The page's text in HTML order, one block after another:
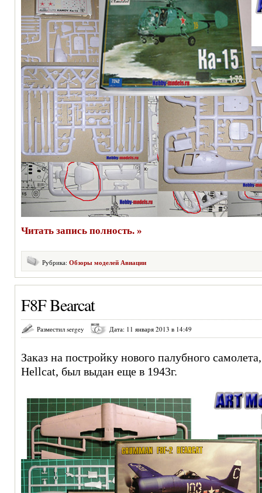
Читать запись полность. »
Рубрика: Обзоры моделей Авиации
F8F Bearcat
Разместил sergey Дата: 11 января 2013 в 14:49
Заказ на постройку нового палубного
Hellcat, был выдан еще в 1943г.